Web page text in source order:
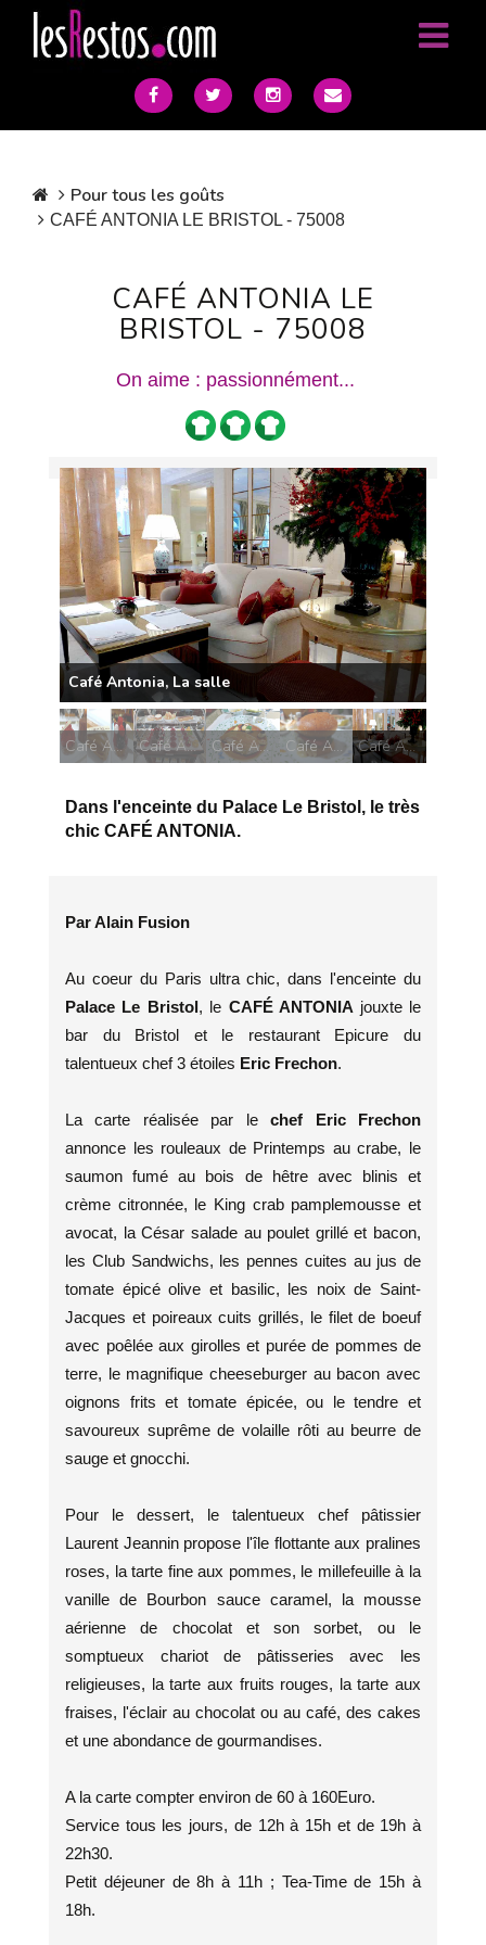
Pour tous les goûts
CAFÉ ANTONIA LE BRISTOL - 75008
CAFÉ ANTONIA LE
BRISTOL - 75008
On aime : passionnément...
Café Antonia, La salle
Café Antonia, Cheeseburger au bacon
Café Antonia, Suprême de volaille rôti
Café Antonia, Le chariot des desserts
Café Antonia, Tarte aux fraises
Dans l'enceinte du Palace Le Bristol, le très
chic CAFÉ ANTONIA.
Par Alain Fusion
Au coeur du Paris ultra chic, dans l'enceinte du
Palace Le Bristol, le CAFÉ ANTONIA jouxte le
bar du Bristol et le restaurant Epicure du
talentueux chef 3 étoiles Eric Frechon.
La carte réalisée par lechef Eric Frechon
annonce les rouleaux de Printemps au crabe, le
saumon fumé au bois de hêtre avec blinis et
crème citronnée, le King crab pamplemousse et
avocat, la César salade au poulet grillé et bacon,
les Club Sandwichs, les pennes cuites au jus de
tomate épicé olive et basilic, les noix de Saint-
Jacques et poireaux cuits grillés, le filet de boeuf
avec poêlée aux girolles et purée de pommes de
terre, le magnifique cheeseburger au bacon avec
oignons frits et tomate épicée, ou le tendre et
savoureux suprême de volaille rôti au beurre de
sauge et gnocchi.
Pour le dessert, le talentueux chef pâtissier
Laurent Jeannin propose l'île flottante aux pralines
roses, la tarte fine aux pommes, le millefeuille à la
vanille de Bourbon sauce caramel, la mousse
aérienne de chocolat et son sorbet, ou le
somptueux chariot de pâtisseries avec les
religieuses, la tarte aux fruits rouges, la tarte aux
fraises, l'éclair au chocolat ou au café, des cakes
et une abondance de gourmandises.
A la carte compter environ de 60 à 160Euro.
Service tous les jours, de 12h à 15h et de 19h à
22h30.
Petit déjeuner de 8h à 11h ; Tea-Time de 15h à
18h.